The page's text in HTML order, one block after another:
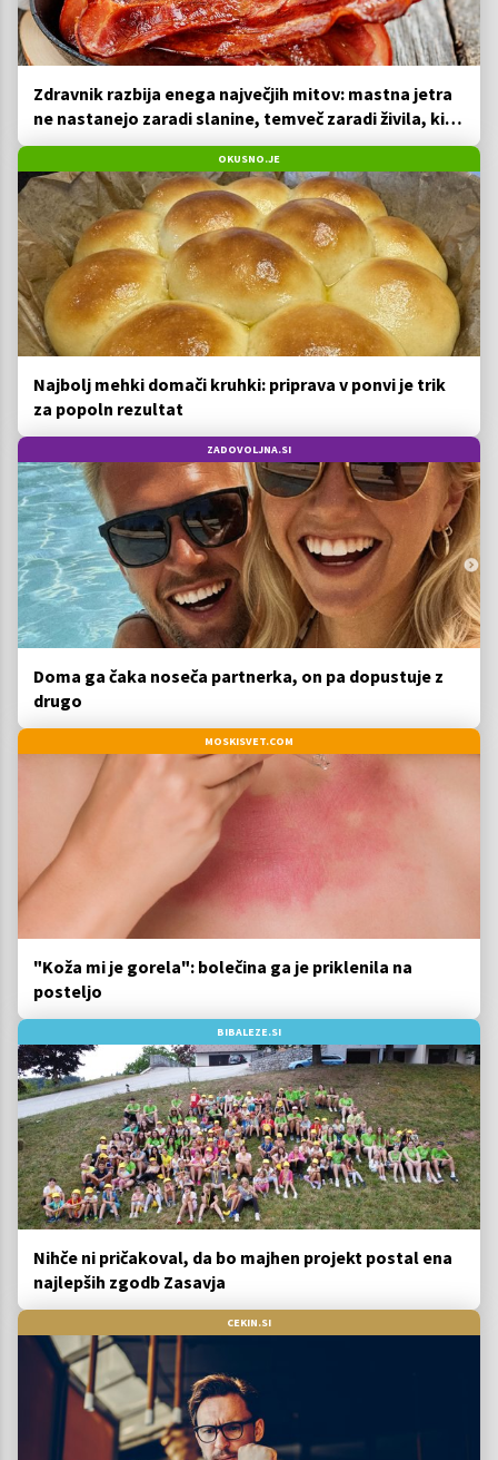
Zdravnik razbija enega največjih mitov: mastna jetra
ne nastanejo zaradi slanine, temveč zaradi živila, ki
ga imamo vsi radi
OKUSNO.JE
Najbolj mehki domači kruhki: priprava v ponvi je trik
za popoln rezultat
ZADOVOLJNA.SI
Doma ga čaka noseča partnerka, on pa dopustuje z
drugo
MOSKISVET.COM
"Koža mi je gorela": bolečina ga je priklenila na
posteljo
BIBALEZE.SI
Nihče ni pričakoval, da bo majhen projekt postal ena
najlepših zgodb Zasavja
CEKIN.SI